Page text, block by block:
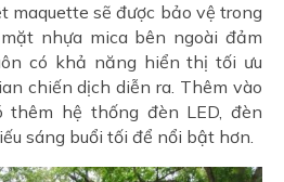
maquette sẽ được bảo vệ trong
nhựa mica bên ngoài đảm
có khả năng hiển thị tối ưu
chiến dịch diễn ra. Thêm vào
thêm hệ thống đèn LED, đèn
sáng buổi tối để nổi bật hơn.